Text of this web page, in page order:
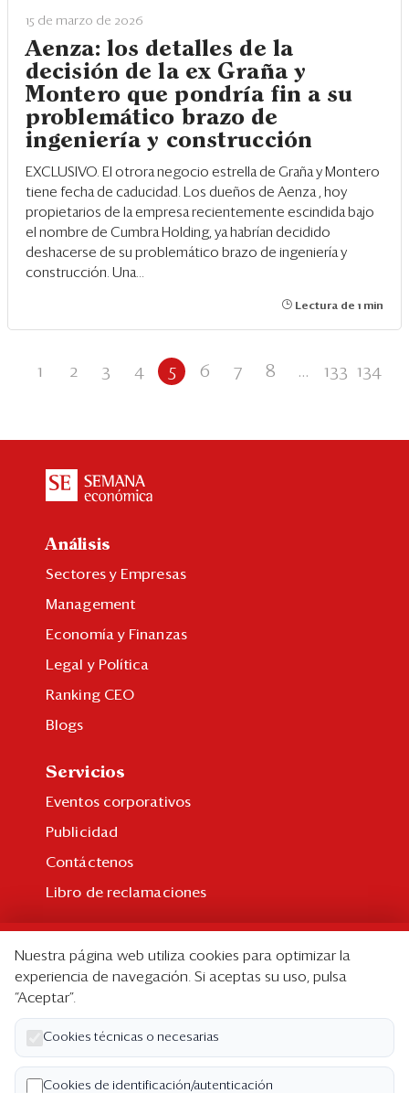
15 de marzo de 2026
Aenza: los detalles de la
decisión de la ex Graña y
Montero que pondría fin a su
problemático brazo de
ingeniería y construcción
EXCLUSIVO. El otrora negocio estrella de Graña y Montero
tiene fecha de caducidad. Los dueños de Aenza
, hoy
propietarios de la empresa recientemente escindida bajo
el nombre de Cumbra Holding, ya habrían decidido
deshacerse de su problemático brazo de ingeniería y
construcción. Una...
Lectura de 1 min
1 2 3 4 5 6 7 8 ... 133 134
Análisis
Sectores y Empresas
Management
Economía y Finanzas
Legal y Política
Ranking CEO
Blogs
Servicios
Eventos corporativos
Publicidad
Contáctenos
Libro de reclamaciones
Suscripción individual
Paquetes corporativos
Edición Impresa
Nosotros
Nuestra página web utiliza cookies para optimizar la
experiencia de navegación. Si aceptas su uso, pulsa
“Aceptar”.
Cookies técnicas o necesarias
Cookies de identificación/autenticación